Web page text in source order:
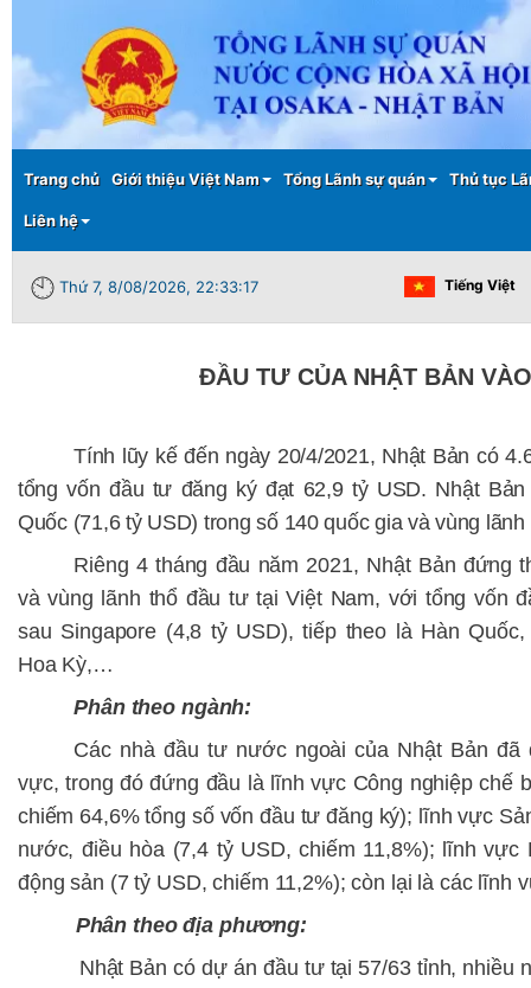
Main menu
Trang chủ Giới thiệu Việt Nam Tổng Lãnh sự quán Thủ tục
Liên hệ
Thứ 7, 8/08/2026, 22:33:18 Tiếng Việt
ĐẦU TƯ CỦA NHẬT BẢN
Tính lũy kế đến ngày 20/4/2021, Nhật Bản có
tổng vốn đầu tư đăng ký đạt 62,9 tỷ USD. Nhật
Quốc (71,6 tỷ USD) trong số 140 quốc gia và vùng
Riêng 4 tháng đầu năm 2021, Nhật Bản đứng
và vùng lãnh thổ đầu tư tại Việt Nam, với tổng vốn
sau Singapore (4,8 tỷ USD), tiếp theo là Hàn
Hoa Kỳ,…
Phân theo ngành:
Các nhà đầu tư nước ngoài của Nhật Bản
vực, trong đó đứng đầu là lĩnh vực Công nghiệp chế
chiếm 64,6% tổng số vốn đầu tư đăng ký); lĩnh vực
nước, điều hòa (7,4 tỷ USD, chiếm 11,8%); lĩnh vực
động sản (7 tỷ USD, chiếm 11,2%); còn lại là các lĩnh
Phân theo địa phương:
Nhật Bản có dự án đầu tư tại 57/63 tỉnh, nhiều